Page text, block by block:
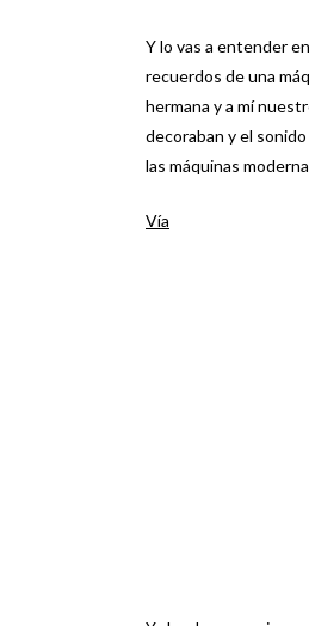
Y lo vas a entender
recuerdos de una
hermana y a mí
decoraban y el
las máquinas
Vía